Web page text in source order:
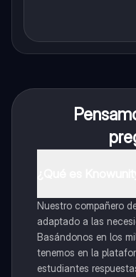
Nuestro compañero
adaptado a las
Basándonos en los
tenemos en la
estudiantes